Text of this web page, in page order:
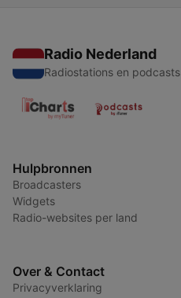
Radio Nederland
Radiostations en podcasts
Hulpbronnen
Broadcasters
Widgets
Radio-websites per land
Over & Contact
Privacyverklaring